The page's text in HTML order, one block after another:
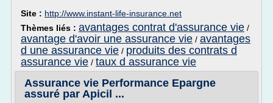
Site : http://www.instant-life-insurance.net
Thèmes liés : avantages contrat d'assurance vie /
avantage d'avoir une assurance vie / avantages
d une assurance vie / produits des contrats d
assurance vie / taux d assurance vie
Assurance vie Performance Epargne
assuré par Apicil ...